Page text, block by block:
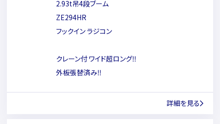
2.93t吊4段ブーム
ZE294HR
フックイン ラジコン
クレーン付 ワイド超ロング‼
外板張替済み‼
詳細を見る